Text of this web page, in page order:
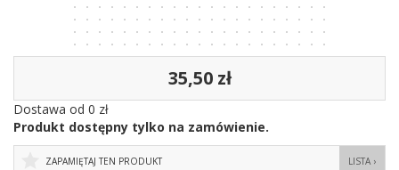
35,50 zł
Dostawa od 0 zł
Produkt dostępny tylko na zamówienie.
LISTA ›
ZAPAMIĘTAJ TEN PRODUKT